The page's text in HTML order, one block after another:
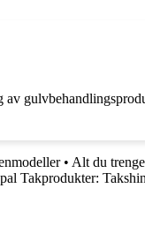
• Alt du
Takprodukter: